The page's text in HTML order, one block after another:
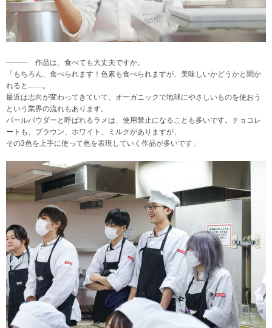
――― 作品は、食べても大丈夫ですか。
「もちろん、食べられます！色素も食べられますが、美味しいかどうかと聞か
れると……。
最近は志向が変わってきていて、オーガニックで地球にやさしいものを使おう
という業界の流れもあります。
パールパウダーと呼ばれるラメは、使用禁止になることも多いです。チョコレ
ートも、ブラウン、ホワイト、ミルクがありますが、
その3色を上手に使って色を表現していく作品が多いです」